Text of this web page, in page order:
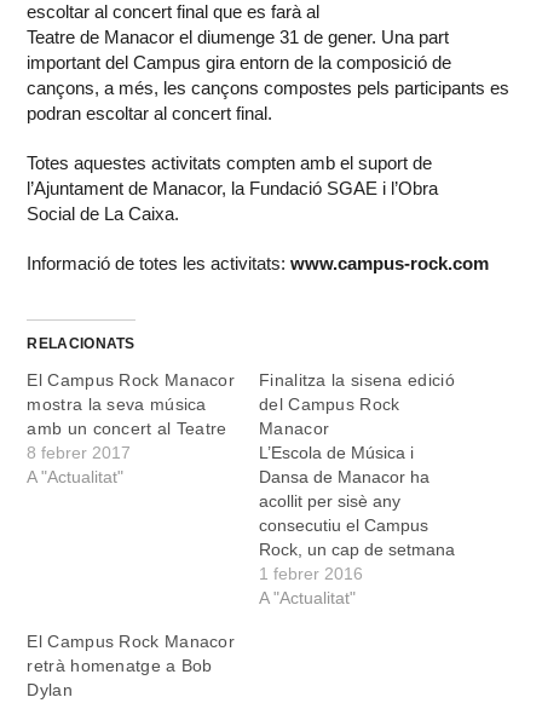
escoltar al concert final que es farà al
Teatre de Manacor el diumenge 31 de gener. Una part
important del Campus gira entorn de la composició de
cançons, a més, les cançons compostes pels participants es
podran escoltar al concert final.
Totes aquestes activitats compten amb el suport de
l’Ajuntament de Manacor, la Fundació SGAE i l’Obra
Social de La Caixa.
Informació de totes les activitats:www.campus-rock.com
RELACIONATS
El Campus Rock Manacor
mostra la seva música
amb un concert al Teatre
8 febrer 2017
A "Actualitat"
Finalitza la sisena edició
del Campus Rock
Manacor
L’Escola de Música i
Dansa de Manacor ha
acollit per sisè any
consecutiu el Campus
Rock, un cap de setmana
intensiu en què músics
professionals i joves amb
1 febrer 2016
A "Actualitat"
El Campus Rock Manacor
retrà homenatge a Bob
Dylan